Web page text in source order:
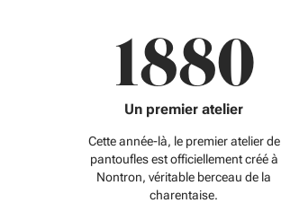
1880
Un premier atelier
Cette année-là, le premier atelier de
pantoufles est officiellement créé à
Nontron, véritable berceau de la
charentaise.